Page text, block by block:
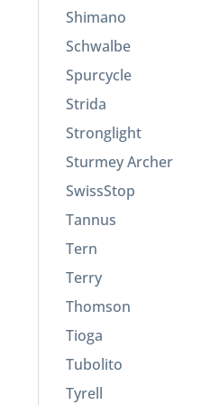
Shimano
Schwalbe
Spurcycle
Strida
Stronglight
Sturmey Archer
SwissStop
Tannus
Tern
Terry
Thomson
Tioga
Tubolito
Tyrell